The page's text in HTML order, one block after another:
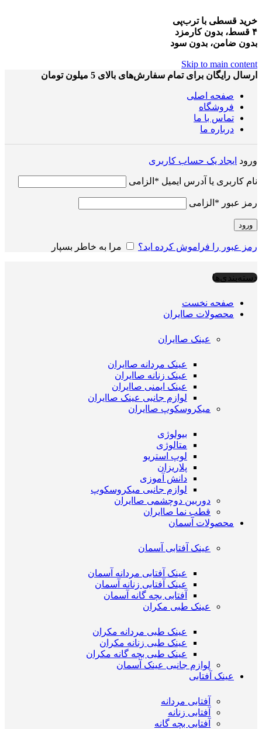
خرید قسطی با ترب‌پی
۴ قسط، بدون کارمزد
بدون ضامن، بدون سود
Skip to main content
ارسال رایگان برای تمام سفارش‌های بالای 5 میلون تومان
صفحه اصلی
فروشگاه
تماس با ما
درباره ما
ورود ایجاد یک حساب کاربری
نام کاربری یا آدرس ایمیل * الزامی
رمز عبور * الزامی
ورود
رمز عبور را فراموش کرده اید؟ مرا به خاطر بسپار
دسته‌بندی‌ها
صفحه نخست
محصولات صاایران
عینک صاایران
عینک مردانه صاایران
عینک زنانه صاایران
عینک ایمنی صاایران
لوازم جانبی عینک صاایران
میکروسکوپ صاایران
بیولوژی
متالوژی
لوپ استریو
پلاریزان
دانش آموزی
لوازم جانبی میکروسکوپ
دوربین دوچشمی صاایران
قطب نما صاایران
محصولات آسمان
عینک آفتابی آسمان
عینک آفتابی مردانه آسمان
عینک آفتابی زنانه آسمان
آفتابی بچه گانه آسمان
عینک طبی مکران
عینک طبی مردانه مکران
عینک طبی زنانه مکران
عینک طبی بچه گانه مکران
لوازم جانبی عینک آسمان
عینک آفتابی
آفتابی مردانه
آفتابی زنانه
آفتابی بچه گانه